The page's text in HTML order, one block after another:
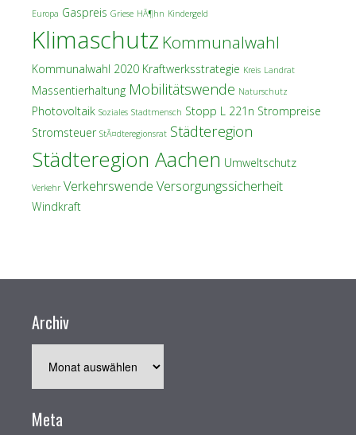
Europa Gaspreis Griese HÃ¶hn Kindergeld
Klimaschutz Kommunalwahl
Kommunalwahl 2020 Kraftwerksstrategie Kreis Landrat
Massentierhaltung Mobilitätswende Naturschutz
Photovoltaik Soziales Stadtmensch Stopp L 221n Strompreise
Stromsteuer StÃ¤dteregionsrat Städteregion
Städteregion Aachen Umweltschutz
Verkehr Verkehrswende Versorgungssicherheit
Windkraft
Archiv
Meta